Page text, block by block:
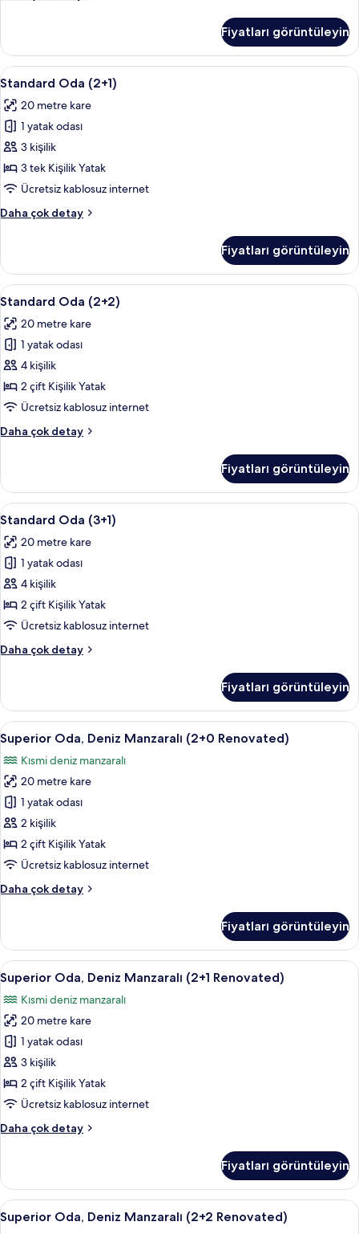
daha
fazla
detay
Fiyatları görüntüleyin
Standard
Oda
(2+1)
için
tüm
fotoğrafları
görün
Masa, güneşlik/perde, ücretsiz
2
Standard Oda (2+1)
20 metre kare
1 yatak odası
3 kişilik
3 tek Kişilik Yatak
Ücretsiz kablosuz internet
Daha çok detay
Standard
daha
fazla
detay
Fiyatları görüntüleyin
Standard
Oda
(2+2)
için
tüm
fotoğrafları
görün
Masa, güneşlik/perde, ücretsiz
2
Standard Oda (2+2)
20 metre kare
1 yatak odası
4 kişilik
2 çift Kişilik Yatak
Ücretsiz kablosuz internet
Daha çok detay
Standard
daha
fazla
detay
Fiyatları görüntüleyin
Standard
Oda
(3+1)
için
tüm
fotoğrafları
görün
Masa, güneşlik/perde, ücretsiz
2
Standard Oda (3+1)
20 metre kare
1 yatak odası
4 kişilik
2 çift Kişilik Yatak
Ücretsiz kablosuz internet
Daha çok detay
Standard
daha
fazla
detay
Fiyatları görüntüleyin
Superior
Oda,
Deniz
Manzaralı
(2+0
Renovated)
için
tüm
görün
Masa, güneşlik/perde, ücretsiz
2
Superior Oda, Deniz Manzaralı (2+0 Renovated)
Kısmi deniz manzaralı
20 metre kare
1 yatak odası
2 kişilik
2 çift Kişilik Yatak
Ücretsiz kablosuz internet
Daha çok detay
Superior
(2+0
Renovated)
hakkında
daha
fazla
detay
Fiyatları görüntüleyin
Superior
Oda,
Deniz
Manzaralı
(2+1
Renovated)
için
tüm
görün
Masa, güneşlik/perde, ücretsiz
2
Superior Oda, Deniz Manzaralı (2+1 Renovated)
Kısmi deniz manzaralı
20 metre kare
1 yatak odası
3 kişilik
2 çift Kişilik Yatak
Ücretsiz kablosuz internet
Daha çok detay
Superior
(2+1
Renovated)
hakkında
daha
Fiyatları görüntüleyin
Superior
Oda,
Masa, güneşlik/perde, ücretsiz
2
Superior Oda, Deniz Manzaralı (2+2 Renovated)